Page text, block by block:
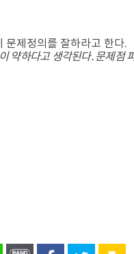
문제정의를 잘하라고 한다.
약하다고 생각된다. 문제점